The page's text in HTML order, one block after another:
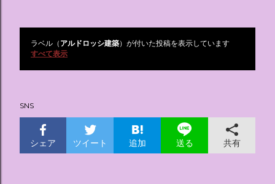
投
ラベル（ アルドロッシ建築）が付いた投稿を表示しています
すべて表示
SNS
シェア ツイート 追加 送る 共有